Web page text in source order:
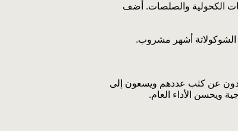
الكحولية والصلصات. أضف
الشوكولاتة أشهر مشروب.
عن كثب عددهم ويسعون إلى
ويحسن الأداء العام.